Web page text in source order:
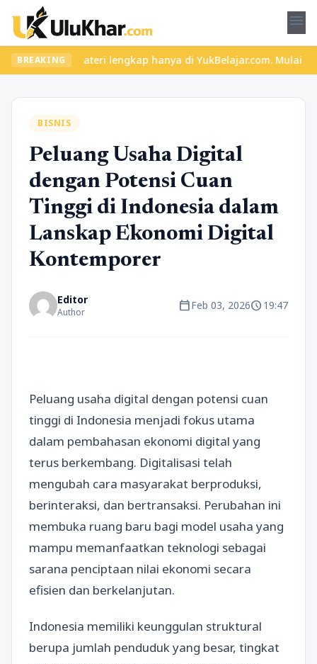
menu
BREAKING
materi lengkap hanya di YukBelajar.com. Mulai langkah
BISNIS
Peluang Usaha Digital
dengan Potensi Cuan
Tinggi di Indonesia dalam
Lanskap Ekonomi Digital
Kontemporer
Editor
Author calendar_todayFeb 03, 2026schedule19:47
Peluang usaha digital dengan potensi cuan
tinggi di Indonesia menjadi fokus utama
dalam pembahasan ekonomi digital yang
terus berkembang. Digitalisasi telah
mengubah cara masyarakat berproduksi,
berinteraksi, dan bertransaksi. Perubahan ini
membuka ruang baru bagi model usaha yang
mampu memanfaatkan teknologi sebagai
sarana penciptaan nilai ekonomi secara
efisien dan berkelanjutan.
Indonesia memiliki keunggulan struktural
berupa jumlah penduduk yang besar, tingkat